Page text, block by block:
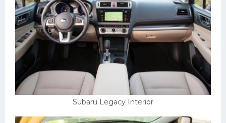
Subaru Legacy Interior